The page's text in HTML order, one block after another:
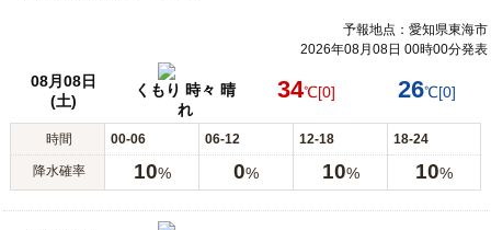
予報地点：愛知県東海市
2026年08月08日 00時00分発表
08月08日
(土)
くもり 時々 晴
れ
34℃[0] 26℃[0]
時間 00-06 06-12 12-18 18-24
降水確率 10% 0% 10% 10%